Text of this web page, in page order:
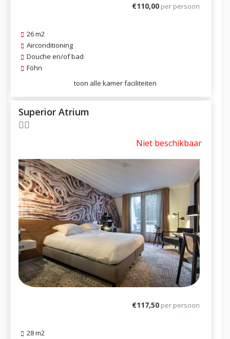
€110,00 per persoon
26 m2
Airconditioning
Douche en/of bad
Föhn
toon alle kamer faciliteiten
Superior Atrium
Niet beschikbaar
€117,50 per persoon
28 m2